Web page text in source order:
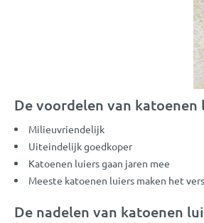
De voordelen van
Milieuvriendelijk
Uiteindelijk goedkoper
Katoenen luiers gaan jaren mee
Meeste katoenen luiers maken het
De nadelen van katoenen